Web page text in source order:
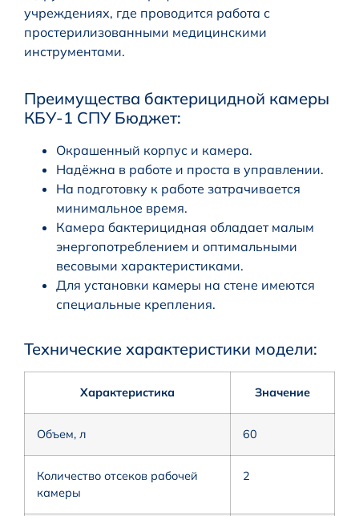
учреждениях, где проводится работа с
простерилизованными медицинскими
инструментами.
Преимущества бактерицидной камеры
КБУ-1 СПУ Бюджет:
Окрашенный корпус и камера.
Надёжна в работе и проста в управлении.
На подготовку к работе затрачивается
минимальное время.
Камера бактерицидная обладает малым
энергопотреблением и оптимальными
весовыми характеристиками.
Для установки камеры на стене имеются
специальные крепления.
Технические характеристики модели:
Характеристика Значение
Объем, л 60
Количество отсеков рабочей
камеры
2